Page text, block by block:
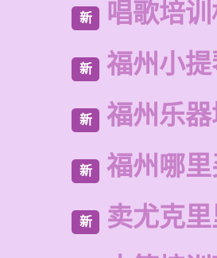
新 唱歌培
新 福州小
新 福州乐
新 福州哪
新 卖尤克